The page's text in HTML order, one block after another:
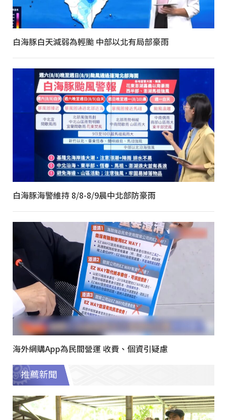
白海豚白天減弱為輕颱 中部以北有局部豪雨
白海豚海警維持 8/8-8/9晨中北部防豪雨
海外網購App為民間營運 收費、個資引疑慮
推薦新聞